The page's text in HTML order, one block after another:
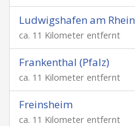
Ludwigshafen am Rhein
ca. 11 Kilometer entfernt
Frankenthal (Pfalz)
ca. 11 Kilometer entfernt
Freinsheim
ca. 11 Kilometer entfernt